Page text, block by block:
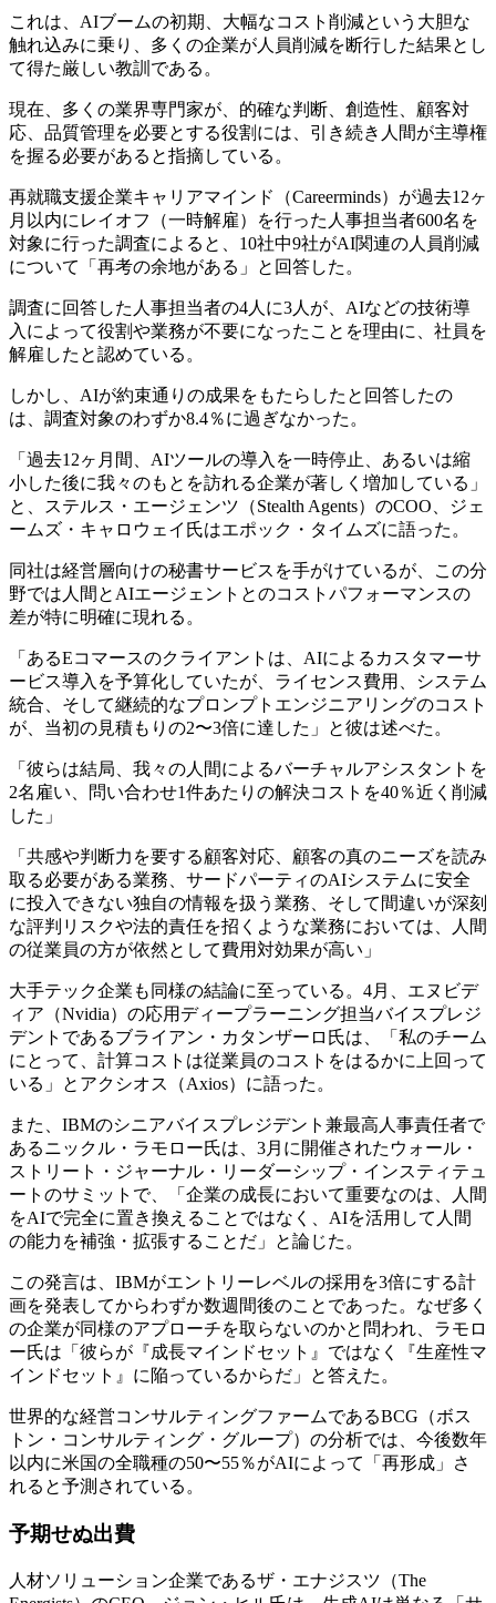
これは、AIブームの初期、大幅なコスト削減という大胆な
触れ込みに乗り、多くの企業が人員削減を断行した結果とし
て得た厳しい教訓である。
現在、多くの業界専門家が、的確な判断、創造性、顧客対
応、品質管理を必要とする役割には、引き続き人間が主導権
を握る必要があると指摘している。
再就職支援企業キャリアマインド（Careerminds）が過去12ヶ
月以内にレイオフ（一時解雇）を行った人事担当者600名を
対象に行った調査によると、10社中9社がAI関連の人員削減
について「再考の余地がある」と回答した。
調査に回答した人事担当者の4人に3人が、AIなどの技術導
入によって役割や業務が不要になったことを理由に、社員を
解雇したと認めている。
しかし、AIが約束通りの成果をもたらしたと回答したの
は、調査対象のわずか8.4％に過ぎなかった。
「過去12ヶ月間、AIツールの導入を一時停止、あるいは縮
小した後に我々のもとを訪れる企業が著しく増加している」
と、ステルス・エージェンツ（Stealth Agents）のCOO、ジェ
ームズ・キャロウェイ氏はエポック・タイムズに語った。
同社は経営層向けの秘書サービスを手がけているが、この分
野では人間とAIエージェントとのコストパフォーマンスの
差が特に明確に現れる。
「あるEコマースのクライアントは、AIによるカスタマーサ
ービス導入を予算化していたが、ライセンス費用、システム
統合、そして継続的なプロンプトエンジニアリングのコスト
が、当初の見積もりの2〜3倍に達した」と彼は述べた。
「彼らは結局、我々の人間によるバーチャルアシスタントを
2名雇い、問い合わせ1件あたりの解決コストを40％近く削減
した」
「共感や判断力を要する顧客対応、顧客の真のニーズを読み
取る必要がある業務、サードパーティのAIシステムに安全
に投入できない独自の情報を扱う業務、そして間違いが深刻
な評判リスクや法的責任を招くような業務においては、人間
の従業員の方が依然として費用対効果が高い」
大手テック企業も同様の結論に至っている。4月、エヌビデ
ィア（Nvidia）の応用ディープラーニング担当バイスプレジ
デントであるブライアン・カタンザーロ氏は、「私のチーム
にとって、計算コストは従業員のコストをはるかに上回って
いる」とアクシオス（Axios）に語った。
また、IBMのシニアバイスプレジデント兼最高人事責任者で
あるニックル・ラモロー氏は、3月に開催されたウォール・
ストリート・ジャーナル・リーダーシップ・インスティテュ
ートのサミットで、「企業の成長において重要なのは、人間
をAIで完全に置き換えることではなく、AIを活用して人間
の能力を補強・拡張することだ」と論じた。
この発言は、IBMがエントリーレベルの採用を3倍にする計
画を発表してからわずか数週間後のことであった。なぜ多く
の企業が同様のアプローチを取らないのかと問われ、ラモロ
ー氏は「彼らが『成長マインドセット』ではなく『生産性マ
インドセット』に陥っているからだ」と答えた。
世界的な経営コンサルティングファームであるBCG（ボス
トン・コンサルティング・グループ）の分析では、今後数年
以内に米国の全職種の50〜55％がAIによって「再形成」さ
れると予測されている。
予期せぬ出費
人材ソリューション企業であるザ・エナジスツ（The